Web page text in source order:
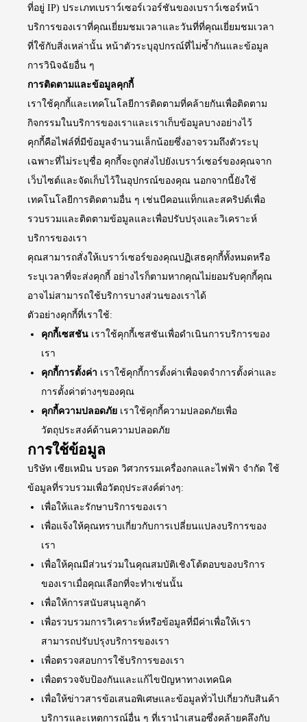
ที่อยู่ IP) ประเภทเบราว์เซอร์เวอร์ชันของเบราว์เซอร์หน้า
บริการของเราที่คุณเยี่ยมชมเวลาและวันที่ที่คุณเยี่ยมชมเวลา
ที่ใช้กับสิ่งเหล่านั้น หน้าตัวระบุอุปกรณ์ที่ไม่ซ้ำกันและข้อมูล
การวินิจฉัยอื่น ๆ
การติดตามและข้อมูลคุกกี้
เราใช้คุกกี้และเทคโนโลยีการติดตามที่คล้ายกันเพื่อติดตาม
กิจกรรมในบริการของเราและเราเก็บข้อมูลบางอย่างไว้
คุกกี้คือไฟล์ที่มีข้อมูลจำนวนเล็กน้อยซึ่งอาจรวมถึงตัวระบุ
เฉพาะที่ไม่ระบุชื่อ คุกกี้จะถูกส่งไปยังเบราว์เซอร์ของคุณจาก
เว็บไซต์และจัดเก็บไว้ในอุปกรณ์ของคุณ นอกจากนี้ยังใช้
เทคโนโลยีการติดตามอื่น ๆ เช่นบีคอนแท็กและสคริปต์เพื่อ
รวบรวมและติดตามข้อมูลและเพื่อปรับปรุงและวิเคราะห์
บริการของเรา
คุณสามารถสั่งให้เบราว์เซอร์ของคุณปฏิเสธคุกกี้ทั้งหมดหรือ
ระบุเวลาที่จะส่งคุกกี้ อย่างไรก็ตามหากคุณไม่ยอมรับคุกกี้คุณ
อาจไม่สามารถใช้บริการบางส่วนของเราได้
ตัวอย่างคุกกี้ที่เราใช้:
คุกกี้เซสชัน เราใช้คุกกี้เซสชันเพื่อดำเนินการบริการของ
เรา
คุกกี้การตั้งค่า เราใช้คุกกี้การตั้งค่าเพื่อจดจำการตั้งค่าและ
การตั้งค่าต่างๆของคุณ
คุกกี้ความปลอดภัย เราใช้คุกกี้ความปลอดภัยเพื่อ
วัตถุประสงค์ด้านความปลอดภัย
การใช้ข้อมูล
บริษัท เซียเหมิน บรอด วิศวกรรมเครื่องกลและไฟฟ้า จำกัด ใช้
ข้อมูลที่รวบรวมเพื่อวัตถุประสงค์ต่างๆ:
เพื่อให้และรักษาบริการของเรา
เพื่อแจ้งให้คุณทราบเกี่ยวกับการเปลี่ยนแปลงบริการของ
เรา
เพื่อให้คุณมีส่วนร่วมในคุณสมบัติเชิงโต้ตอบของบริการ
ของเราเมื่อคุณเลือกที่จะทำเช่นนั้น
เพื่อให้การสนับสนุนลูกค้า
เพื่อรวบรวมการวิเคราะห์หรือข้อมูลที่มีค่าเพื่อให้เรา
สามารถปรับปรุงบริการของเรา
เพื่อตรวจสอบการใช้บริการของเรา
เพื่อตรวจจับป้องกันและแก้ไขปัญหาทางเทคนิค
เพื่อให้ข่าวสารข้อเสนอพิเศษและข้อมูลทั่วไปเกี่ยวกับสินค้า
บริการและเหตุการณ์อื่น ๆ ที่เรานำเสนอซึ่งคล้ายคลึงกับ